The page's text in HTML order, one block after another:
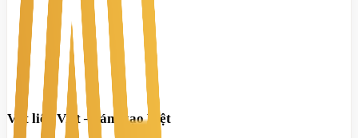
Vật liệu Việt – sáng tạo Việt